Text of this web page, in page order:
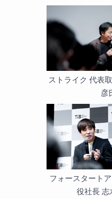
ストライク 代表
彦
フォースタート
役社長 志